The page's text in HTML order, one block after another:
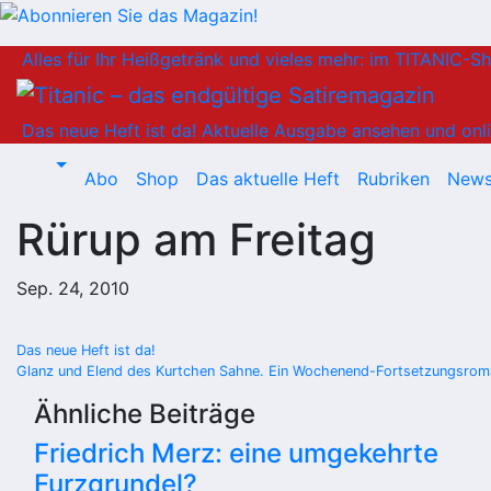
Inhalt
springen
Alles für Ihr Heißgetränk und vieles mehr: im TITANIC-
Das neue Heft ist da! Aktuelle Ausgabe ansehen und
Abo Shop Das aktuelle Heft Rubriken
Rürup am Freitag
Sep. 24, 2010
Beitragsnavigation
Das neue Heft ist da!
Glanz und Elend des Kurtchen Sahne. Ein Wochenend-
Ähnliche Beiträge
Friedrich Merz: eine umgekehrte
Furzgrundel?